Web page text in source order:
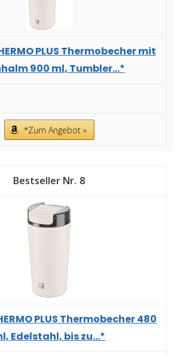
PLUS Thermobecher mit
900 ml, Tumbler...*
*Zum Angebot »
8
PLUS Thermobecher 480
Edelstahl, bis zu...*